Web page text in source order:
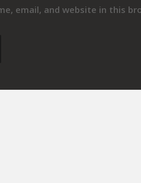
email, and website in this